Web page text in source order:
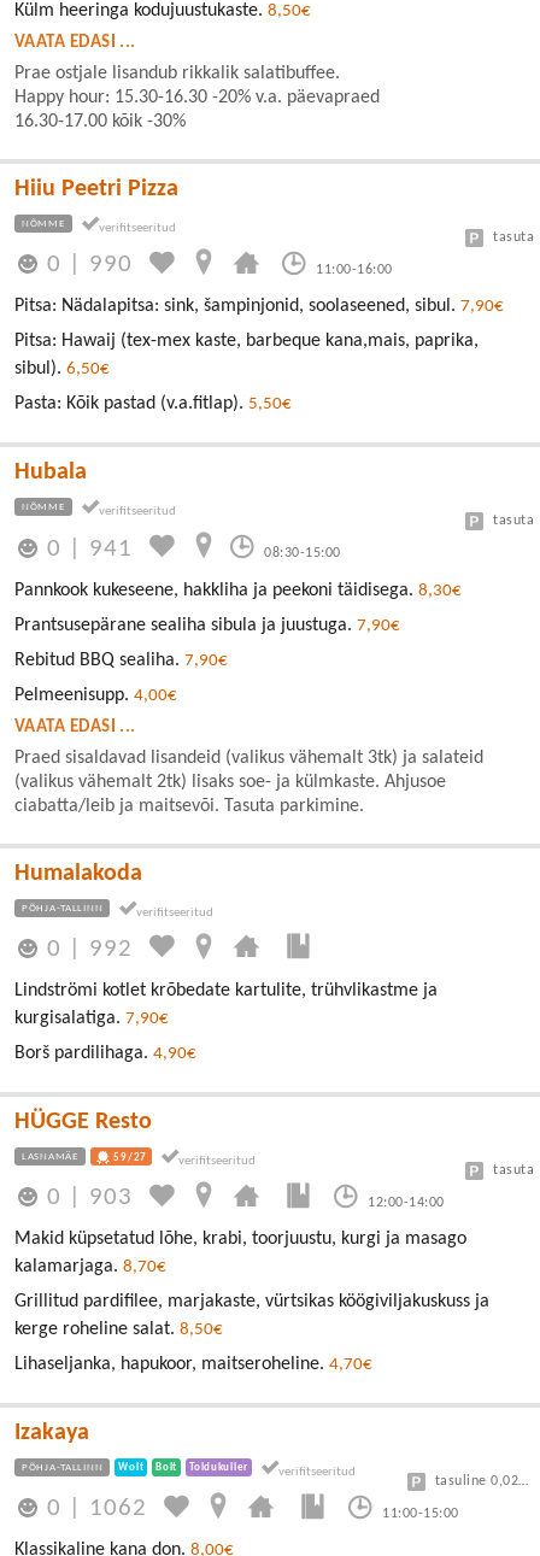
Külm heeringa kodujuustukaste. 8,50€
VAATA EDASI ...
Prae ostjale lisandub rikkalik salatibuffee.
Happy hour: 15.30-16.30 -20% v.a. päevapraed
16.30-17.00 kõik -30%
Hiiu Peetri Pizza
NÕMME
0 990 11:00-16:00
tasuta
Pitsa: Nädalapitsa: sink, šampinjonid, soolaseened, sibul. 7,90€
Pitsa: Hawaij (tex-mex kaste, barbeque kana,mais, paprika,
sibul). 6,50€
Pasta: Kõik pastad (v.a.fitlap). 5,50€
Hubala
NÕMME
0 941 08:30-15:00
tasuta
Pannkook kukeseene, hakkliha ja peekoni täidisega. 8,30€
Prantsusepärane sealiha sibula ja juustuga. 7,90€
Rebitud BBQ sealiha. 7,90€
Pelmeenisupp. 4,00€
VAATA EDASI ...
Praed sisaldavad lisandeid (valikus vähemalt 3tk) ja salateid
(valikus vähemalt 2tk) lisaks soe- ja külmkaste. Ahjusoe
ciabatta/leib ja maitsevõi. Tasuta parkimine.
Humalakoda
PÕHJA-TALLINN
0 992
Lindströmi kotlet krõbedate kartulite, trühvlikastme ja
kurgisalatiga. 7,90€
Borš pardilihaga. 4,90€
HÜGGE Resto
LASNAMÄE 59/27
0 903 12:00-14:00
tasuta
Makid küpsetatud lõhe, krabi, toorjuustu, kurgi ja masago
kalamarjaga. 8,70€
Grillitud pardifilee, marjakaste, vürtsikas köögiviljakuskuss ja
kerge roheline salat. 8,50€
Lihaseljanka, hapukoor, maitseroheline. 4,70€
Izakaya
PÕHJA-TALLINN Wolt Bolt Toidukuller
0 1062 11:00-15:00
tasuline 0,025 €/minut
Klassikaline kana don. 8,00€